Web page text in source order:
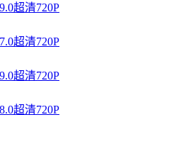
9.0超清720P
7.0超清720P
9.0超清720P
8.0超清720P